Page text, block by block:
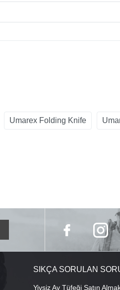
Umarex Folding Knife
SIKÇA SORULAN
Yivsiz Av Tüfeği Satın